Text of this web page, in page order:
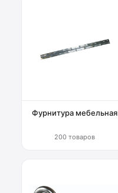
Фурнитура мебельная
200 товаров